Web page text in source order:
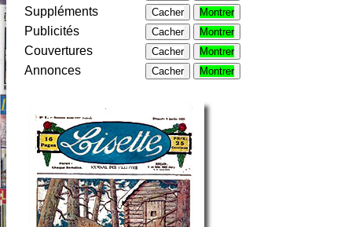
Suppléments Cacher Montrer
Publicités Cacher Montrer
Couvertures Cacher Montrer
Annonces Cacher Montrer